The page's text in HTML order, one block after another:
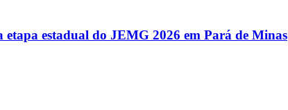
estadual do JEMG 2026 em Pará de Minas